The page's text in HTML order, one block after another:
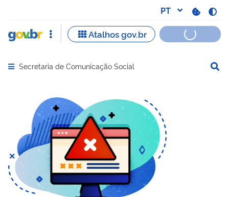
Abrir menu principal de navegação
Secretaria de Comunicação Social